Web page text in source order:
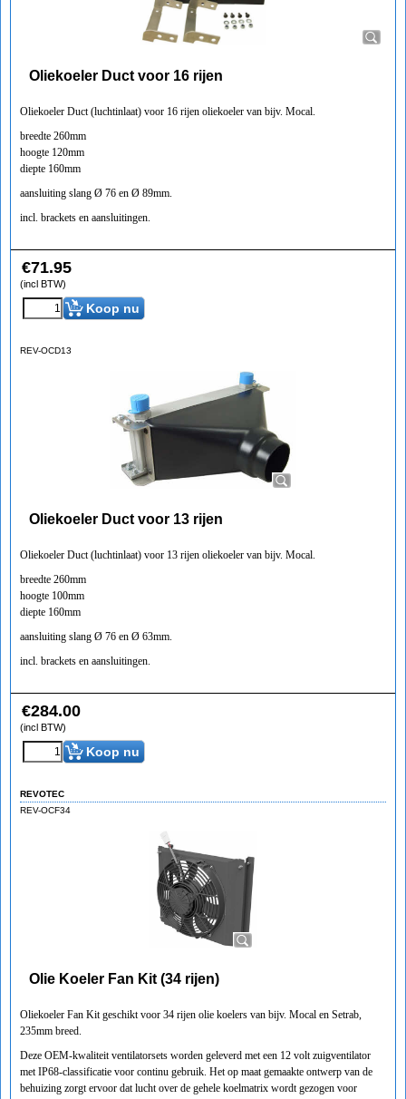
Oliekoeler Duct voor 16 rijen
Oliekoeler Duct (luchtinlaat) voor 16 rijen oliekoeler van bijv. Mocal.
breedte 260mm
hoogte 120mm
diepte 160mm
aansluiting slang Ø 76 en Ø 89mm.
incl. brackets en aansluitingen.
€71.95
(incl BTW)
Koop nu
REV-OCD13
Oliekoeler Duct voor 13 rijen
Oliekoeler Duct (luchtinlaat) voor 13 rijen oliekoeler van bijv. Mocal.
breedte 260mm
hoogte 100mm
diepte 160mm
aansluiting slang Ø 76 en Ø 63mm.
incl. brackets en aansluitingen.
€284.00
(incl BTW)
Koop nu
REVOTEC
REV-OCF34
Olie Koeler Fan Kit (34 rijen)
Oliekoeler Fan Kit geschikt voor 34 rijen olie koelers van bijv. Mocal en Setrab,
235mm breed.
Deze OEM-kwaliteit ventilatorsets worden geleverd met een 12 volt zuigventilator
met IP68-classificatie voor continu gebruik. Het op maat gemaakte ontwerp van de
behuizing zorgt ervoor dat lucht over de gehele koelmatrix wordt gezogen voor